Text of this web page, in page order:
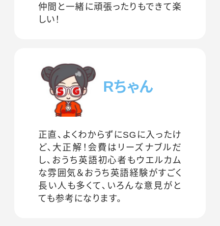
仲間と一緒に頑張ったりもできて楽
しい！
Rちゃん
正直、よくわからずにSGに入ったけ
ど、大正解！会費はリーズナブルだ
し、おうち英語初心者もウエルカム
な雰囲気＆おうち英語経験がすごく
長い人も多くて、いろんな意見がと
ても参考になります。